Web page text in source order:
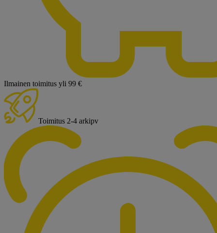
Ilmainen toimitus yli 99 €
Toimitus 2-4 arkipv